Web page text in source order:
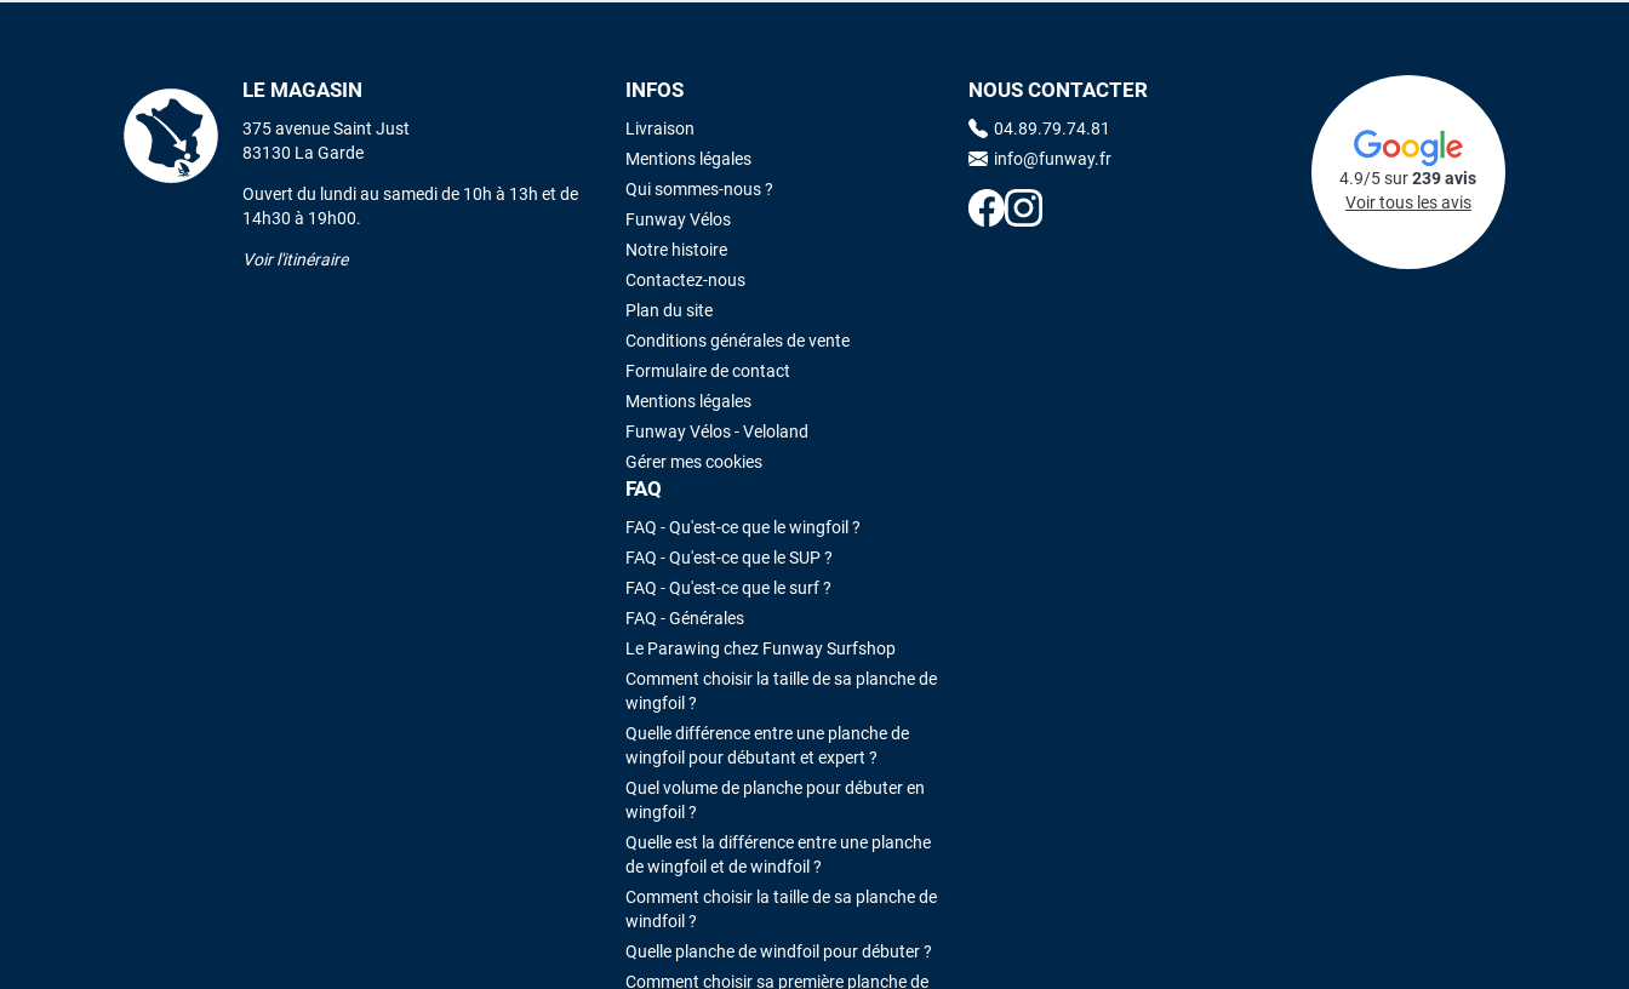
LE MAGASIN
375 avenue Saint Just
83130 La Garde
Ouvert du lundi au samedi de 10h à 13h et de
14h30 à 19h00.
Voir l'itinéraire
INFOS
Livraison
Mentions légales
Qui sommes-nous ?
Funway Vélos
Notre histoire
Contactez-nous
Plan du site
Conditions générales de vente
Formulaire de contact
Mentions légales
Funway Vélos - Veloland
Gérer mes cookies
FAQ
FAQ - Qu'est-ce que le wingfoil ?
FAQ - Qu'est-ce que le SUP ?
FAQ - Qu'est-ce que le surf ?
FAQ - Générales
Le Parawing chez Funway Surfshop
Comment choisir la taille de sa planche de
wingfoil ?
Quelle différence entre une planche de
wingfoil pour débutant et expert ?
Quel volume de planche pour débuter en
wingfoil ?
Quelle est la différence entre une planche
de wingfoil et de windfoil ?
Comment choisir la taille de sa planche de
windfoil ?
Quelle planche de windfoil pour débuter ?
Comment choisir sa première planche de
NOUS CONTACTER
04.89.79.74.81
info@funway.fr
4.9/5 sur239 avis
Voir tous les avis
été rapide. La voile est arrivée en super état. Mauruuru roa.
VOIR TOUS LES AVIS LAISSER UN AVIS